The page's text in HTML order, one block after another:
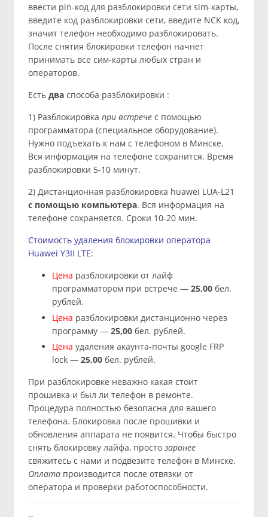
ввести pin-код для разблокировки сети sim-карты,
введите код разблокировки сети, введите NCK код,
значит телефон необходимо разблокировать.
После снятия блокировки телефон начнет
принимать все сим-карты любых стран и
операторов.
Есть дваспособа разблокировки :
1) Разблокировка при встречес помощью
программатора (специальное оборудование).
Нужно подъехать к нам с телефоном в Минске.
Вся информация на телефоне сохранится. Время
разблокировки 5-10 минут.
2) Дистанционная разблокировка huawei LUA-L21
с помощью компьютера. Вся информация на
телефоне сохраняется. Сроки 10-20 мин.
Стоимость удаления блокировки оператора
Huawei Y3II LTE:
Цена разблокировки от лайф
программатором при встрече — 25,00бел.
рублей.
Цена разблокировки дистанционно через
программу — 25,00бел. рублей.
Цена удаления акаунта-почты google FRP
lock — 25,00бел. рублей.
При разблокировке неважно какая стоит
прошивка и был ли телефон в ремонте.
Процедура полностью безопасна для вашего
телефона. Блокировка после прошивки и
обновления аппарата не появится. Чтобы быстро
снять блокировку лайфа, просто заранее
свяжитесь с нами и подвезите телефон в Минске.
Оплатапроизводится после отвязки от
оператора и проверки работоспособности.